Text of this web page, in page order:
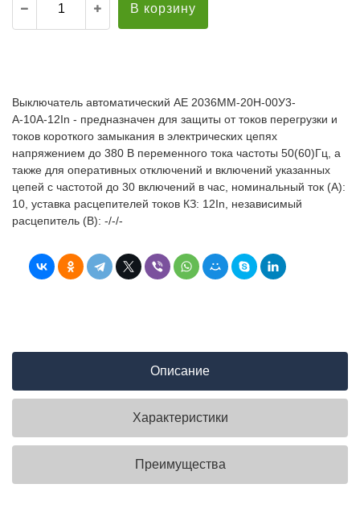
В корзину
Выключатель автоматический АЕ 2036ММ-20Н-00У3-
А-10А-12In - предназначен для защиты от токов перегрузки и
токов короткого замыкания в электрических цепях
напряжением до 380 В переменного тока частоты 50(60)Гц, а
также для оперативных отключений и включений указанных
цепей с частотой до 30 включений в час, номинальный ток (А):
10, уставка расцепителей токов КЗ: 12In, независимый
расцепитель (В): -/-/-
Описание
Характеристики
Преимущества